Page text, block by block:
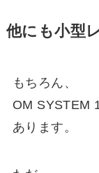
他にも小型
もちろん、
OM SYSTEM
あります。